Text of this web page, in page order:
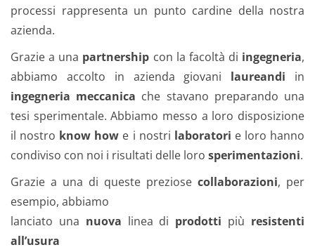
processi rappresenta un punto cardine della nostra
azienda.
Grazie a una partnership con la facoltà di ingegneria,
abbiamo accolto in azienda giovani laureandi in
ingegneria meccanica che stavano preparando una
tesi sperimentale. Abbiamo messo a loro disposizione
il nostro know how e i nostri laboratori e loro hanno
condiviso con noi i risultati delle loro sperimentazioni.
Grazie a una di queste preziose collaborazioni, per
esempio, abbiamo
lanciato una nuova linea di prodotti più resistenti
all’usura